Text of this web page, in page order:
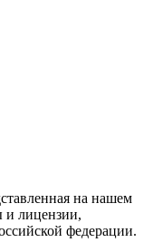
на нашем
и лицензии,
федерации.